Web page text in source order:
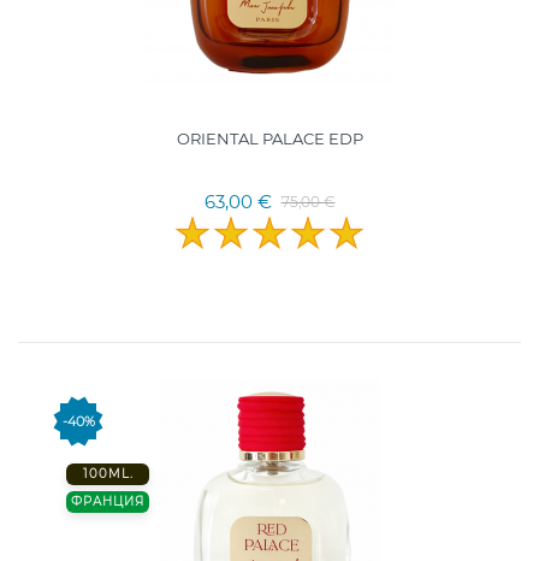
ORIENTAL PALACE EDP
63,00 € 75,00 €
-40%
100ML.
ФРАНЦИЯ